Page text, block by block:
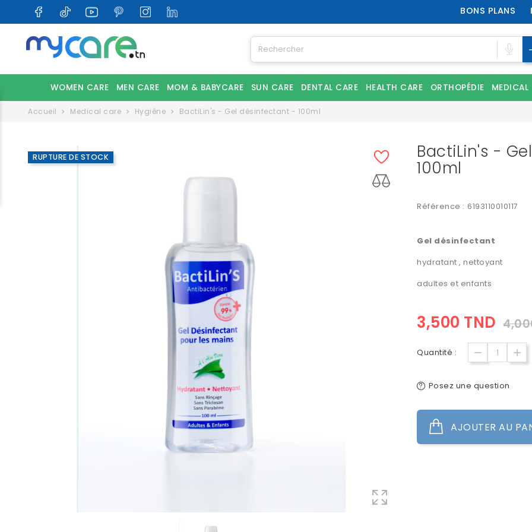
BONS PLANS
WOMEN CARE MEN CARE MOM & BABYCARE SUN CARE DENTAL CARE HEALTH CARE ORTHOPÉDIE MEDICAL
Accueil Medical care Hygiène BactiLin's - Gel désinfectant - 100ml
RUPTURE DE STOCK BactiLin's -
100ml
Référence : 6193110010117
Gel désinfectant
hydratant , nettoyant
adultes et enfants
3,500 TND
Quantité :
Posez une question
AJOUTER AU